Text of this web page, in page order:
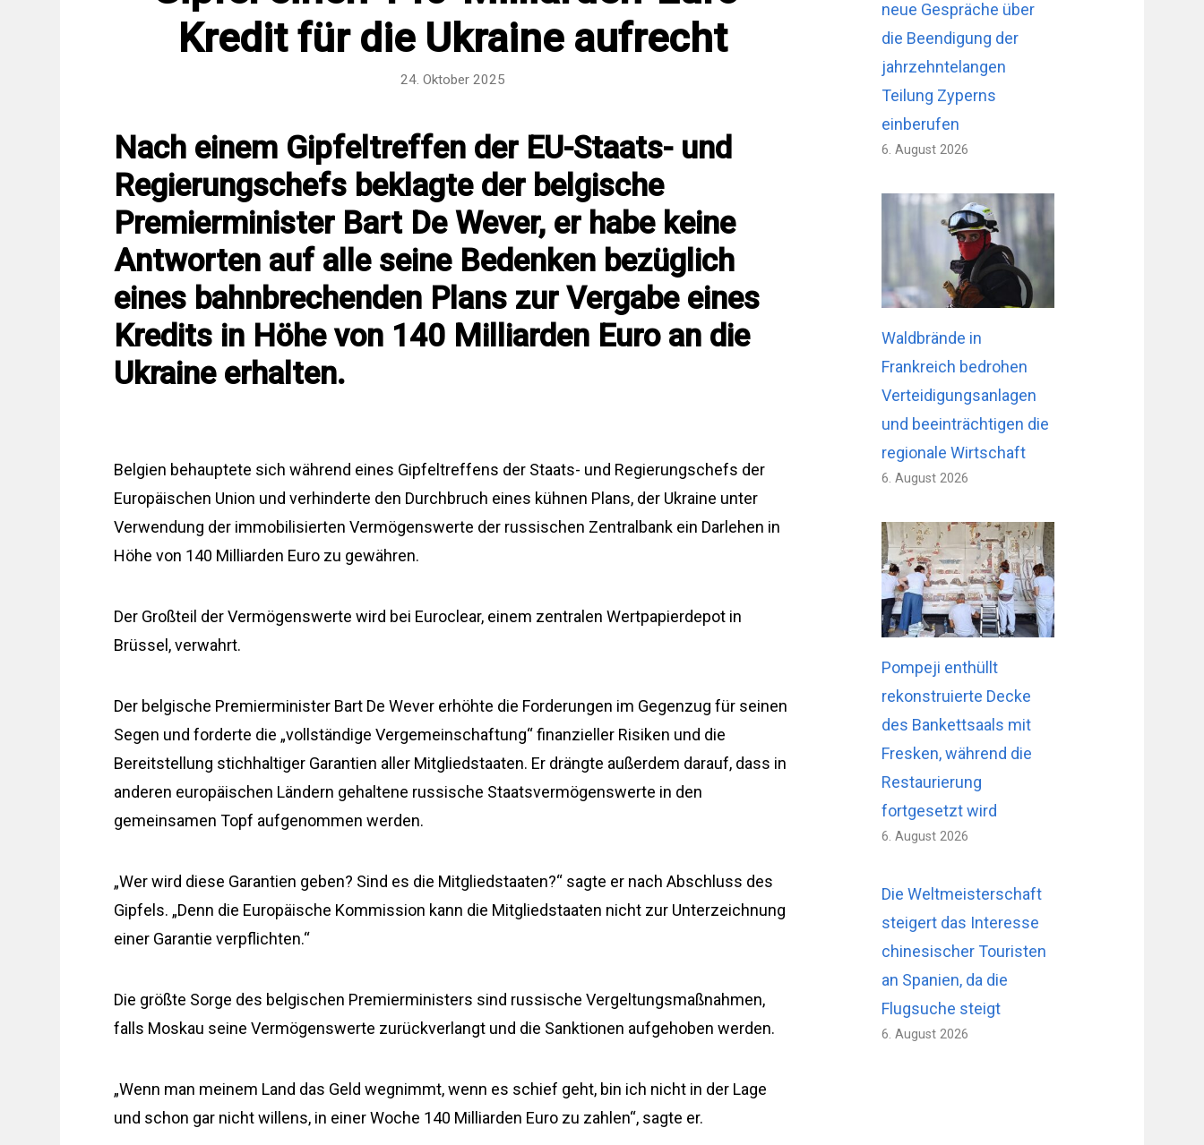
Kredit für die Ukraine aufrecht
24. Oktober 2025
Nach einem Gipfeltreffen der EU-Staats- und
Regierungschefs beklagte der belgische
Premierminister Bart De Wever, er habe keine
Antworten auf alle seine Bedenken bezüglich
eines bahnbrechenden Plans zur Vergabe eines
Kredits in Höhe von 140 Milliarden Euro an die
Ukraine erhalten.
Belgien behauptete sich während eines Gipfeltreffens der Staats- und Regierungschefs der
Europäischen Union und verhinderte den Durchbruch eines kühnen Plans, der Ukraine unter
Verwendung der immobilisierten Vermögenswerte der russischen Zentralbank ein Darlehen in
Höhe von 140 Milliarden Euro zu gewähren.
Der Großteil der Vermögenswerte wird bei Euroclear, einem zentralen Wertpapierdepot in
Brüssel, verwahrt.
Der belgische Premierminister Bart De Wever erhöhte die Forderungen im Gegenzug für seinen
Segen und forderte die „vollständige Vergemeinschaftung“ finanzieller Risiken und die
Bereitstellung stichhaltiger Garantien aller Mitgliedstaaten. Er drängte außerdem darauf, dass in
anderen europäischen Ländern gehaltene russische Staatsvermögenswerte in den
gemeinsamen Topf aufgenommen werden.
„Wer wird diese Garantien geben? Sind es die Mitgliedstaaten?“ sagte er nach Abschluss des
Gipfels. „Denn die Europäische Kommission kann die Mitgliedstaaten nicht zur Unterzeichnung
einer Garantie verpflichten.“
Die größte Sorge des belgischen Premierministers sind russische Vergeltungsmaßnahmen,
falls Moskau seine Vermögenswerte zurückverlangt und die Sanktionen aufgehoben werden.
„Wenn man meinem Land das Geld wegnimmt, wenn es schief geht, bin ich nicht in der Lage
und schon gar nicht willens, in einer Woche 140 Milliarden Euro zu zahlen“, sagte er.
neue Gespräche über
die Beendigung der
jahrzehntelangen
Teilung Zyperns
einberufen
6. August 2026
Waldbrände in
Frankreich bedrohen
Verteidigungsanlagen
und beeinträchtigen die
regionale Wirtschaft
6. August 2026
Pompeji enthüllt
rekonstruierte Decke
des Bankettsaals mit
Fresken, während die
Restaurierung
fortgesetzt wird
6. August 2026
Die Weltmeisterschaft
steigert das Interesse
chinesischer Touristen
an Spanien, da die
Flugsuche steigt
6. August 2026